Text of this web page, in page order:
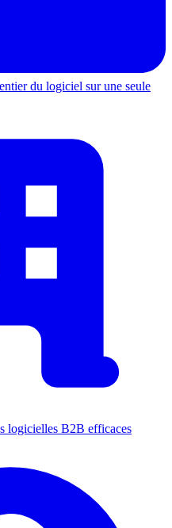
du logiciel sur une seule
logicielles B2B efficaces